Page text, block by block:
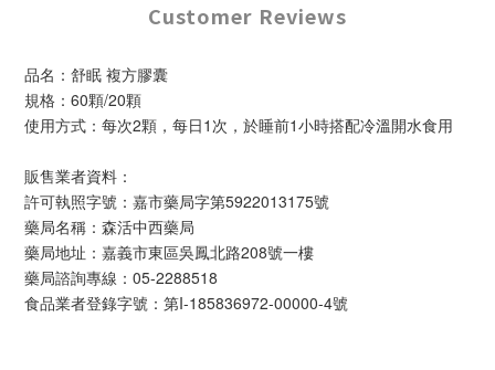
Customer Reviews
品名：舒眠 複方膠囊
規格：60顆/20顆
使用方式：每次2顆，每日1次，於睡前1小時搭配冷溫開水食用
販售業者資料：
許可執照字號：嘉市藥局字第5922013175號
藥局名稱：森活中西藥局
藥局地址：嘉義市東區吳鳳北路208號一樓
藥局諮詢專線：05-2288518
食品業者登錄字號：第I-185836972-00000-4號